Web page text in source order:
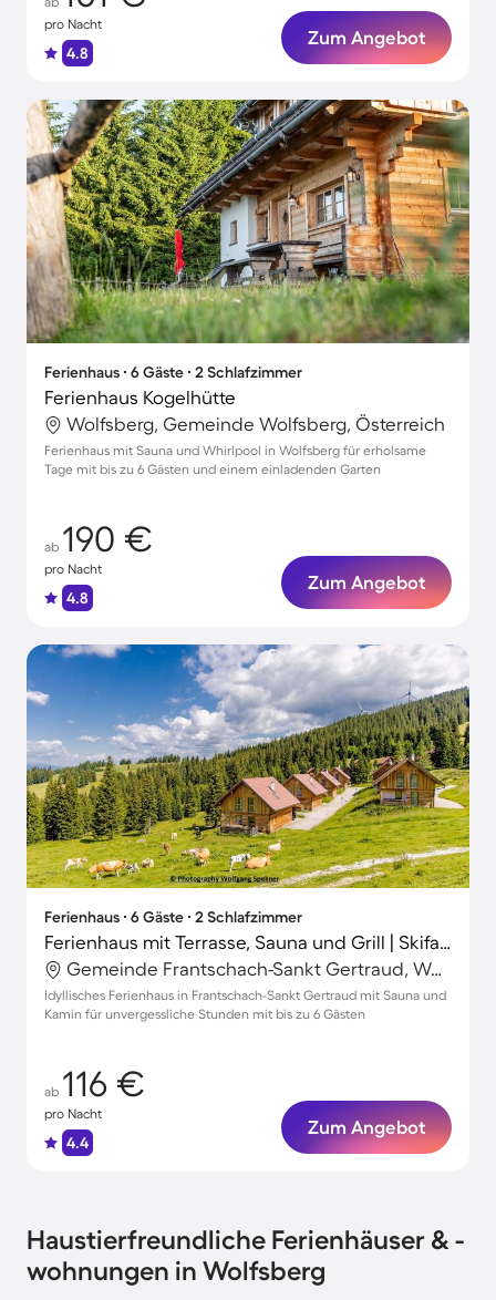
pro Nacht
4.8
Zum Angebot
Ferienhaus ∙ 6 Gäste ∙ 2 Schlafzimmer
Ferienhaus Kogelhütte
Wolfsberg, Gemeinde Wolfsberg, Österreich
Ferienhaus mit Sauna und Whirlpool in Wolfsberg für erholsame
Tage mit bis zu 6 Gästen und einem einladenden Garten
ab 190 €
pro Nacht
4.8
Zum Angebot
Ferienhaus ∙ 6 Gäste ∙ 2 Schlafzimmer
Ferienhaus mit Terrasse, Sauna und Grill | Skifahren in der Nähe | Haustiere sind willkommen
Gemeinde Frantschach-Sankt Gertraud, Wolfsberg, Österreich
Idyllisches Ferienhaus in Frantschach-Sankt Gertraud mit Sauna und
Kamin für unvergessliche Stunden mit bis zu 6 Gästen
ab 116 €
pro Nacht
4.4
Zum Angebot
Haustierfreundliche Ferienhäuser & -
wohnungen in Wolfsberg